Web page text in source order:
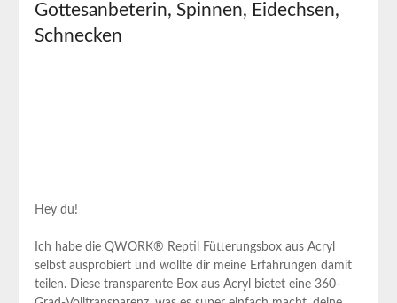
Gottesanbeterin, Spinnen, Eidechsen,
Schnecken
Hey du!
Ich habe die QWORK® Reptil​ Fütterungsbox aus Acryl
selbst ⁢ausprobiert und wollte dir⁣ meine Erfahrungen damit
teilen. Diese transparente Box aus​ Acryl​ bietet eine 360-